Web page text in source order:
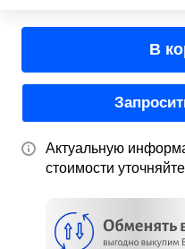
В
Актуальную
стоимости